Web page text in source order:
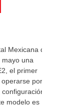
Mexicana de
una
el primer
por
modelo es